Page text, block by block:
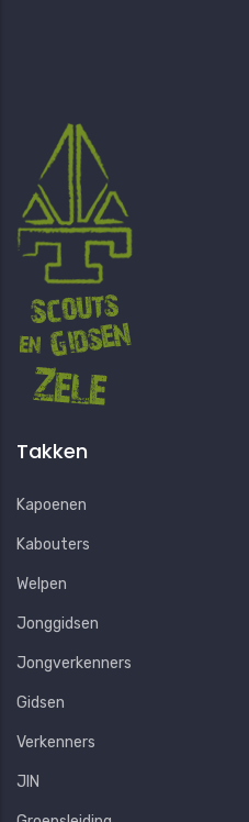
Takken
Kapoenen
Kabouters
Welpen
Jonggidsen
Jongverkenners
Gidsen
Verkenners
JIN